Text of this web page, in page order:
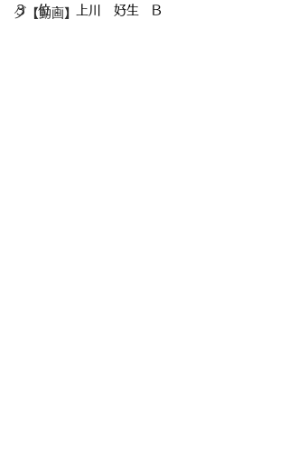
グ【動画】
3　位：　上川　好生　B